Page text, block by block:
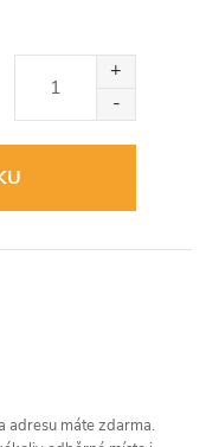
adresu máte zdarma.